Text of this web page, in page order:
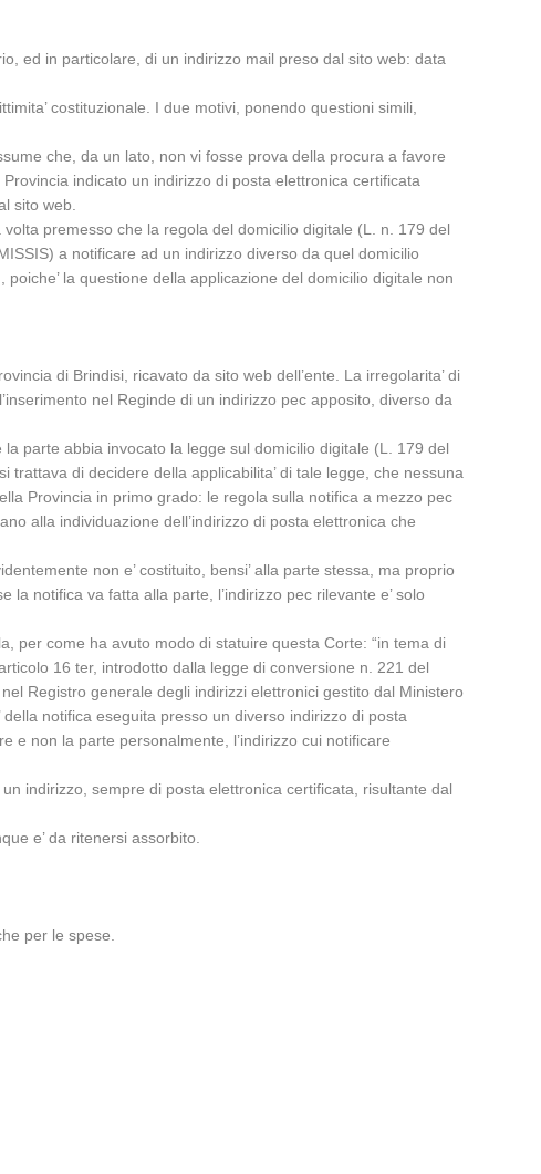
ed in particolare, di un indirizzo mail preso dal sito web: data
costituzionale. I due motivi, ponendo questioni simili,
che, da un lato, non vi fosse prova della procura a favore
indicato un indirizzo di posta elettronica certificata
sito web.
premesso che la regola del domicilio digitale (L. n. 179 del
a notificare ad un indirizzo diverso da quel domicilio
la questione della applicazione del domicilio digitale non
di Brindisi, ricavato da sito web dell’ente. La irregolarita’ di
nel Reginde di un indirizzo pec apposito, diverso da
parte abbia invocato la legge sul domicilio digitale (L. 179 del
di decidere della applicabilita’ di tale legge, che nessuna
Provincia in primo grado: le regola sulla notifica a mezzo pec
alla individuazione dell’indirizzo di posta elettronica che
non e’ costituito, bensi’ alla parte stessa, ma proprio
notifica va fatta alla parte, l’indirizzo pec rilevante e’ solo
per come ha avuto modo di statuire questa Corte: “in tema di
16 ter, introdotto dalla legge di conversione n. 221 del
Registro generale degli indirizzi elettronici gestito dal Ministero
notifica eseguita presso un diverso indirizzo di posta
e non la parte personalmente, l’indirizzo cui notificare
indirizzo, sempre di posta elettronica certificata, risultante dal
e’ da ritenersi assorbito.
per le spese.